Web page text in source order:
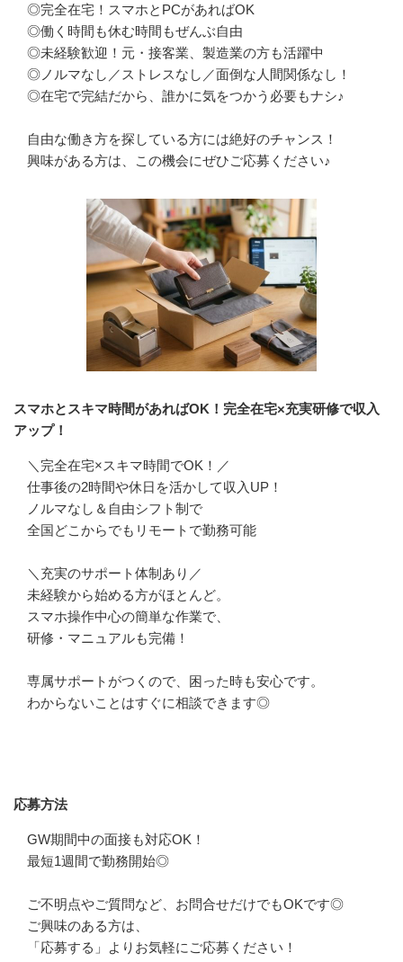
◎完全在宅！スマホとPCがあればOK
◎働く時間も休む時間もぜんぶ自由
◎未経験歓迎！元・接客業、製造業の方も活躍中
◎ノルマなし／ストレスなし／面倒な人間関係なし！
◎在宅で完結だから、誰かに気をつかう必要もナシ♪
自由な働き方を探している方には絶好のチャンス！
興味がある方は、この機会にぜひご応募ください♪
スマホとスキマ時間があればOK！完全在宅×充実研修で収入
アップ！
＼完全在宅×スキマ時間でOK！／
仕事後の2時間や休日を活かして収入UP！
ノルマなし＆自由シフト制で
全国どこからでもリモートで勤務可能
＼充実のサポート体制あり／
未経験から始める方がほとんど。
スマホ操作中心の簡単な作業で、
研修・マニュアルも完備！
専属サポートがつくので、困った時も安心です。
わからないことはすぐに相談できます◎
応募方法
GW期間中の面接も対応OK！
最短1週間で勤務開始◎
ご不明点やご質問など、お問合せだけでもOKです◎
ご興味のある方は、
「応募する」よりお気軽にご応募ください！